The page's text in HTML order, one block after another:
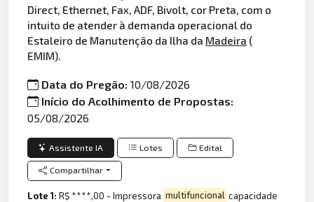
Direct, Ethernet, Fax, ADF, Bivolt, cor Preta, com o
intuito de atender à demanda operacional do
Estaleiro de Manutenção da Ilha da Madeira (
EMIM).
Data do Pregão:10/08/2026
Início do Acolhimento de Propostas:
05/08/2026
Assistente IA Lotes Edital
Compartilhar
Lote 1:R$ ****,00 - Impressora multifuncional capacidade